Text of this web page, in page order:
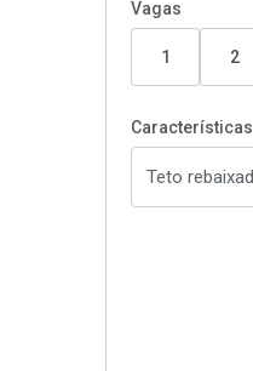
Vagas
1 2
Características